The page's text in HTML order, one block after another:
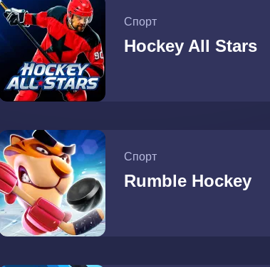
Спорт
Hockey All Stars
Спорт
Rumble Hockey